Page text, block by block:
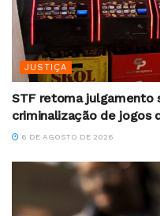
JUSTIÇA
STF retoma julgamento
criminalização de jogos
6 DE AGOSTO DE 2026